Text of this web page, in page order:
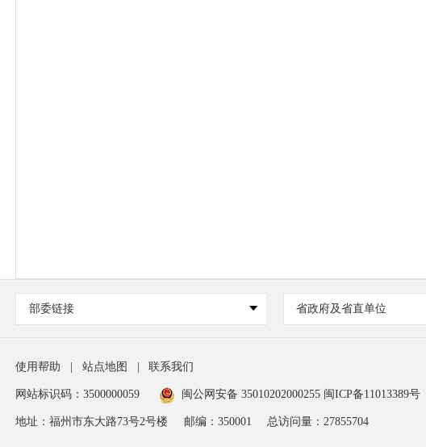
部委链接 省政府及省直单位
使用帮助 站点地图 联系我们
网站标识码：3500000059 闽公网安备 35010202000255 闽ICP备11013389号
地址：福州市东大路73号2号楼 邮编：350001 总访问量：27855704